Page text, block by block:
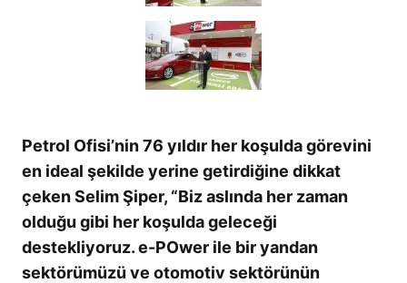
Petrol Ofisi’nin 76 yıldır her koşulda görevini
en ideal şekilde yerine getirdiğine dikkat
çeken Selim Şiper, “Biz aslında her zaman
olduğu gibi her koşulda geleceği
destekliyoruz. e-POwer ile bir yandan
sektörümüzü ve otomotiv sektörünün